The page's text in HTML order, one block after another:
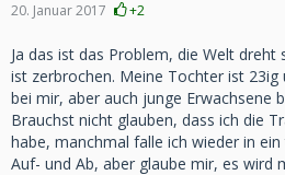
20. Januar 2017 +2
Ja das ist das Problem, die Welt dreht
ist zerbrochen. Meine Tochter ist
bei mir, aber auch junge Erwachsene
Brauchst nicht glauben, dass ich die
habe, manchmal falle ich wieder in
Auf- und Ab, aber glaube mir, es wird